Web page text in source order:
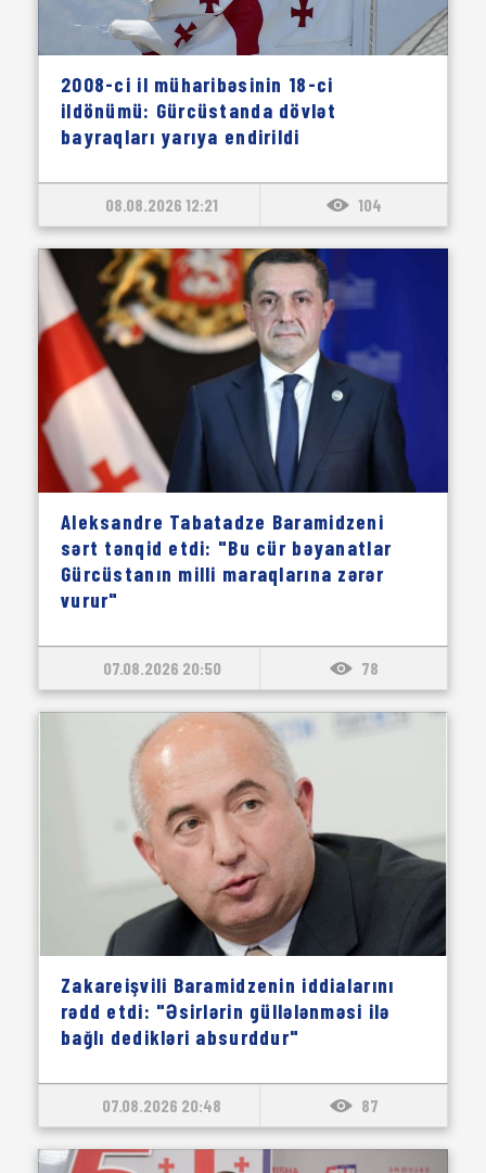
2008-ci il müharibəsinin 18-ci
ildönümü: Gürcüstanda dövlət
bayraqları yarıya endirildi
08.08.2026 12:21 104
Aleksandre Tabatadze Baramidzeni
sərt tənqid etdi: "Bu cür bəyanatlar
Gürcüstanın milli maraqlarına zərər
vurur"
07.08.2026 20:50 78
Zakareişvili Baramidzenin iddialarını
rədd etdi: "Əsirlərin güllələnməsi ilə
bağlı dedikləri absurddur"
07.08.2026 20:48 87